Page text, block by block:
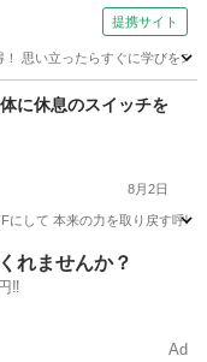
提携サイト
思い立ったらすぐに学びを
に休息のスイッチを
8月2日
して 本来の力を取り戻す呼
れませんか？
‼️
Ad